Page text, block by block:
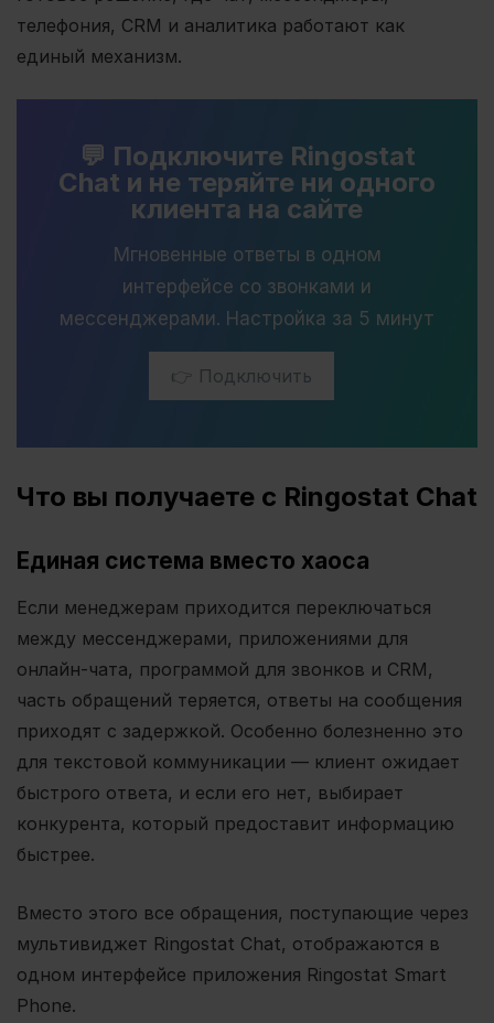
телефония, CRM и аналитика работают как
единый механизм.
💬 Подключите Ringostat
Chat и не теряйте ни одного
клиента на сайте
Мгновенные ответы в одном
интерфейсе со звонками и
мессенджерами. Настройка за 5 минут
👉 Подключить
Что вы получаете с Ringostat Chat
Единая система вместо хаоса
Если менеджерам приходится переключаться
между мессенджерами, приложениями для
онлайн-чата, программой для звонков и CRM,
часть обращений теряется, ответы на сообщения
приходят с задержкой. Особенно болезненно это
для текстовой коммуникации — клиент ожидает
быстрого ответа, и если его нет, выбирает
конкурента, который предоставит информацию
быстрее.
Вместо этого все обращения, поступающие через
мультивиджет Ringostat Chat, отображаются в
одном интерфейсе приложения Ringostat Smart
Phone.